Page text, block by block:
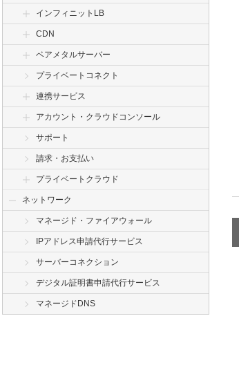
インフィニットLB
CDN
ベアメタルサーバー
プライベートコネクト
連携サービス
アカウント・クラウドコンソール
サポート
請求・お支払い
プライベートクラウド
ネットワーク
マネージド・ファイアウォール
IPアドレス申請代行サービス
サーバーコネクション
デジタル証明書申請代行サービス
マネージドDNS